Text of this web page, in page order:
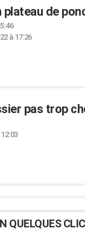
de
à 17:26
pas trop
QUELQUES